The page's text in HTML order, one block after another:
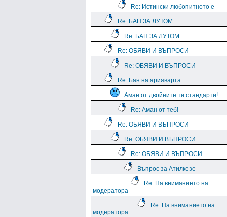
Re: Истински любопитното е
Re: БАН ЗА ЛУТОМ
Re: БАН ЗА ЛУТОМ
Re: ОБЯВИ И ВЪПРОСИ
Re: ОБЯВИ И ВЪПРОСИ
Re: Бан на арияварта
Аман от двойните ти стандарти!
Re: Аман от теб!
Re: ОБЯВИ И ВЪПРОСИ
Re: ОБЯВИ И ВЪПРОСИ
Re: ОБЯВИ И ВЪПРОСИ
Въпрос за Атилкезе
Re: На вниманието на
модератора
Re: На вниманието на
модератора